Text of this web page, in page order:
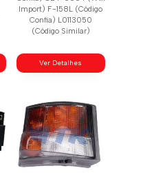
Import) F-158L (Código
Confia) L0113050
(Código Similar)
Ver Detalhes